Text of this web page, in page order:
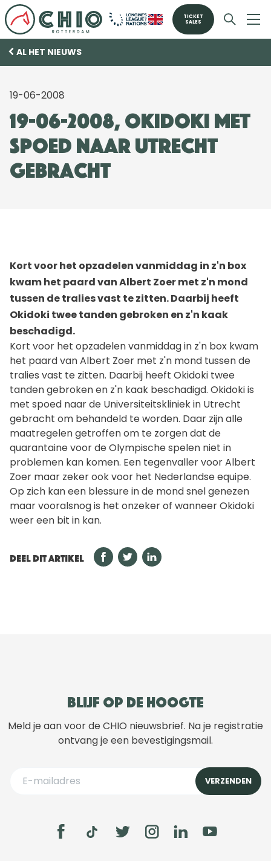
TICKET
SALES
AL HET NIEUWS
19-06-2008
19-06-2008, Okidoki met
spoed naar Utrecht
gebracht
Kort voor het opzadelen vanmiddag in z'n box
kwam het paard van Albert Zoer met z'n mond
tussen de tralies vast te zitten. Daarbij heeft
Okidoki twee tanden gebroken en z'n kaak
beschadigd.
Kort voor het opzadelen vanmiddag in z'n box kwam
het paard van Albert Zoer met z'n mond tussen de
tralies vast te zitten. Daarbij heeft Okidoki twee
tanden gebroken en z'n kaak beschadigd. Okidoki is
met spoed naar de Universiteitskliniek in Utrecht
gebracht om behandeld te worden. Daar zijn alle
maatregelen getroffen om te zorgen dat de
quarantaine voor de Olympische spelen niet in
problemen kan komen. Een tegenvaller voor Albert
Zoer maar zeker ook voor het Nederlandse equipe.
Op zich kan een blessure in de mond snel genezen
maar vooralsnog is het onzeker of wanneer Okidoki
weer een bit in kan.
DEEL DIT ARTIKEL
Blijf op de hoogte
Meld je aan voor de CHIO nieuwsbrief. Na je registratie
ontvang je een bevestigingsmail.